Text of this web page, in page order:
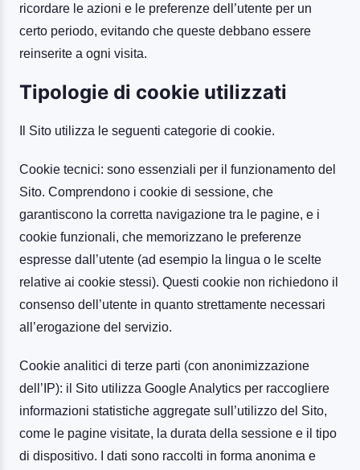
ricordare le azioni e le preferenze dell’utente per un
certo periodo, evitando che queste debbano essere
reinserite a ogni visita.
Tipologie di cookie utilizzati
Il Sito utilizza le seguenti categorie di cookie.
Cookie tecnici: sono essenziali per il funzionamento del
Sito. Comprendono i cookie di sessione, che
garantiscono la corretta navigazione tra le pagine, e i
cookie funzionali, che memorizzano le preferenze
espresse dall’utente (ad esempio la lingua o le scelte
relative ai cookie stessi). Questi cookie non richiedono il
consenso dell’utente in quanto strettamente necessari
all’erogazione del servizio.
Cookie analitici di terze parti (con anonimizzazione
dell’IP): il Sito utilizza Google Analytics per raccogliere
informazioni statistiche aggregate sull’utilizzo del Sito,
come le pagine visitate, la durata della sessione e il tipo
di dispositivo. I dati sono raccolti in forma anonima e